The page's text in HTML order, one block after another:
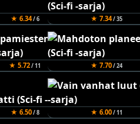
★ 6.34/ 6 ★ 7.34/ 35
★ 5.72/ 11 ★ 7.70/ 24
★ 6.50/ 8 ★ 6.00/ 11